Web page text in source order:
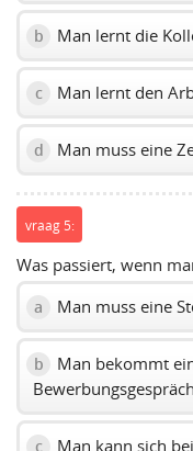
b Man lernt die
c Man lernt den
d Man muss eine
vraag 5:
Was passiert, wenn
a Man muss eine
b
Man bekommt
c Man kann sich